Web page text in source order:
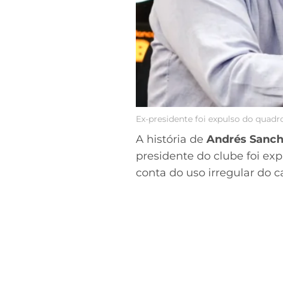
Ex-presidente foi expulso do
A história de Andrés
presidente do clube foi
conta do uso irregular do